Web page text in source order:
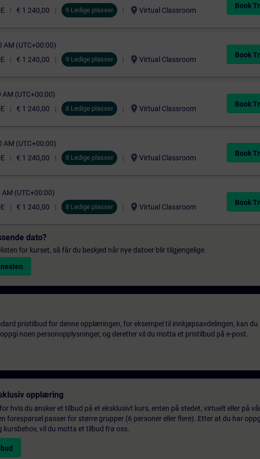
€ 1 240,00 9 Ledige plasser location_on Virtual Classroom
Book
AM (UTC+00:00)
€ 1 240,00 9 Ledige plasser location_on Virtual Classroom
Book
AM (UTC+00:00)
€ 1 240,00 8 Ledige plasser location_on Virtual Classroom
Book
AM (UTC+00:00)
€ 1 240,00 8 Ledige plasser location_on Virtual Classroom
Book
(UTC+00:00)
€ 1 240,00 8 Ledige plasser location_on Virtual Classroom
Book
dato?
for kurset, så får du beskjed når nye datoer blir tilgjengelige.
pristilbud for denne opplæringen, for eksempel til innkjøpsavdelingen, kan du
noen personopplysninger, og deretter vil du motta et pristilbud på e-post.
opplæring
hvis du ønsker et tilbud på et eksklusivt kurs, enten på stedet, virtuelt eller på
forespørsel passer for større grupper (6 personer eller flere). Etter at du har
vil du motta et tilbud fra oss.